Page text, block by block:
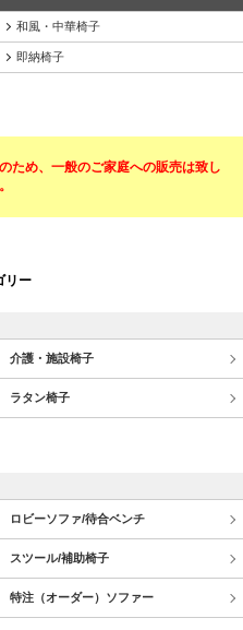
和風・中華椅子
即納椅子
ため、一般のご家庭への販売は致し
リー
介護・施設椅子
ラタン椅子
ロビーソファ/待合ベンチ
スツール/補助椅子
特注（オーダー）ソファー